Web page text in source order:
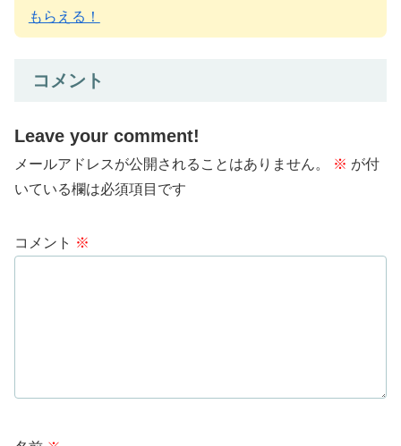
もらえる！
コメント
Leave your comment!
メールアドレスが公開されることはありません。 ※ が付
いている欄は必須項目です
コメント ※